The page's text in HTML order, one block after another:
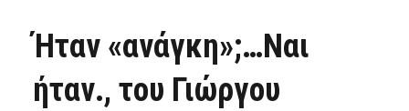
Ήταν «ανάγκη»;…Ναι
ήταν., του Γιώργου